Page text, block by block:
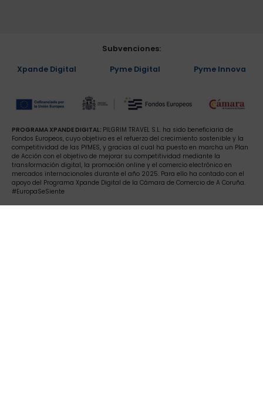
Subvenciones:
Xpande Digital Pyme Digital Pyme Innova
PROGRAMA XPANDE DIGITAL: PILGRIM TRAVEL S.L. ha sido beneficiaria de
Fondos Europeos, cuyo objetivo es el refuerzo del crecimiento sostenible y la
competitividad de las PYMES, y gracias al cual ha puesto en marcha un Plan
de Acción con el objetivo de mejorar su competitividad mediante la
transformación digital, la promoción online y el comercio electrónico en
mercados internacionales durante el año 2025. Para ello ha contado con el
apoyo del Programa Xpande Digital de la Cámara de Comercio de A Coruña.
#EuropaSeSiente